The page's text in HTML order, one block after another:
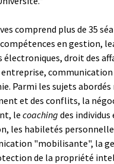
comprend plus de 35
en gestion,
droit des
Parmi les sujets
et des conflits, la
le coaching des individus
les habiletés
"mobilisante", la
de la propriété